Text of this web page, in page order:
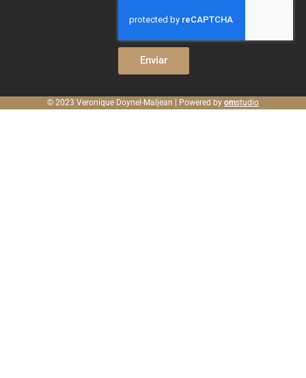
Enviar
© 2023 Veronique Doynel-Maljean | Powered by omstudio